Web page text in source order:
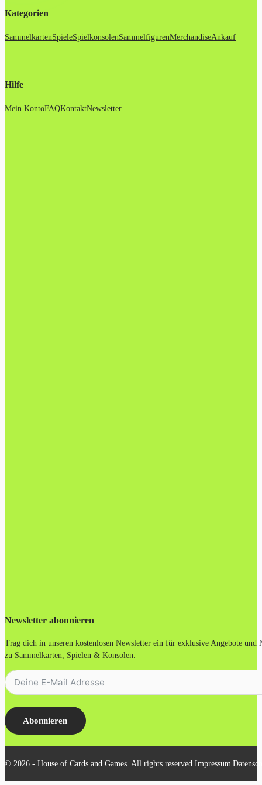
Kategorien
SammelkartenSpieleSpielkonsolenSammelfigurenMerchandiseAnkauf
Hilfe
Mein KontoFAQKontaktNewsletter
Newsletter abonnieren
Trag dich in unseren kostenlosen Newsletter ein für exklusive Angebote und
zu Sammelkarten, Spielen & Konsolen.
Abonnieren
© 2026 - House of Cards and Games. All rights reserved.Impressum|